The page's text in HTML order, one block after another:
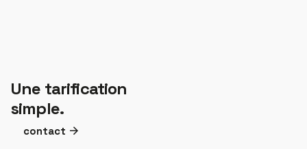
Une tarification
simple.
contact